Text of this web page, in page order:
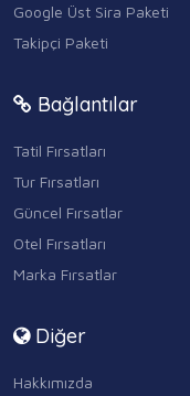
Google Üst Sira Paketi
Takipçi Paketi
Bağlantılar
Tatil Fırsatları
Tur Fırsatları
Güncel Fırsatlar
Otel Fırsatları
Marka Fırsatlar
Diğer
Hakkımızda